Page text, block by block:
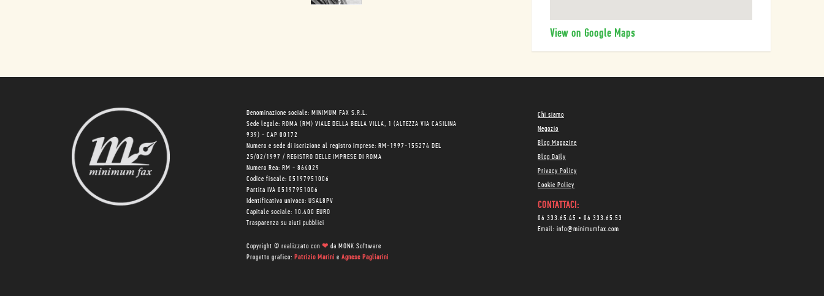
View on Google Maps
Denominazione sociale: MINIMUM FAX S.R.L.
Sede legale: ROMA (RM) VIALE DELLA BELLA VILLA, 1 (ALTEZZA VIA CASILINA
939) - CAP 00172
Numero e sede di iscrizione al registro imprese: RM-1997-155274 DEL
25/02/1997 / REGISTRO DELLE IMPRESE DI ROMA
Numero Rea: RM - 864029
Codice fiscale: 05197951006
Partita IVA 05197951006
Identificativo univoco: USAL8PV
Capitale sociale: 10.400 EURO
Trasparenza su aiuti pubblici
Copyright © realizzato con ❤ da MONK Software
Progetto grafico: Patrizio Marini e Agnese Pagliarini
Chi siamo
Negozio
Blog Magazine
Blog Daily
Privacy Policy
Cookie Policy
CONTATTACI:
06 333.65.45 • 06 333.65.53
Email: info@minimumfax.com